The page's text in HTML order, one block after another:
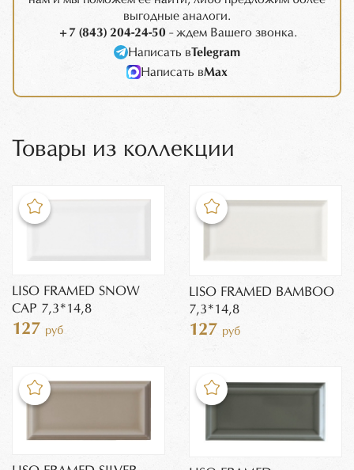
выгодные аналоги.
+7 (843) 204-24-50 - ждем Вашего звонка.
Написать вTelegram
Написать вMax
Товары из коллекции
LISO FRAMED SNOW
CAP 7,3*14,8
127 руб
LISO FRAMED BAMBOO
7,3*14,8
127 руб